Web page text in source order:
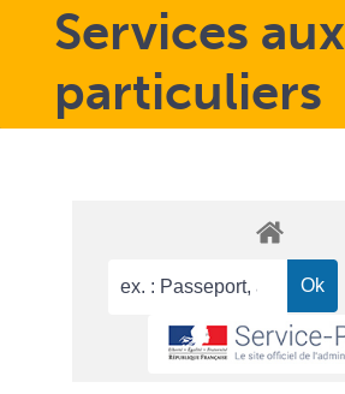
Services aux
particuliers